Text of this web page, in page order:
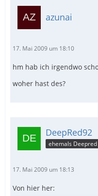
azunai
17. Mai 2009 um 18:10
hm hab ich irgendwo
woher hast des?
DeepRed92
ehemals Deepred
17. Mai 2009 um 18:13
Von hier her: